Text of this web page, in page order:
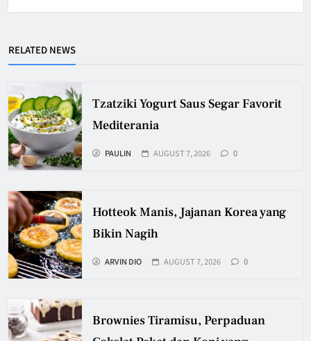
RELATED NEWS
Tzatziki Yogurt Saus Segar Favorit
Mediterania
PAULIN AUGUST 7, 2026 0
Hotteok Manis, Jajanan Korea yang
Bikin Nagih
ARVIN DIO AUGUST 7, 2026 0
Brownies Tiramisu, Perpaduan